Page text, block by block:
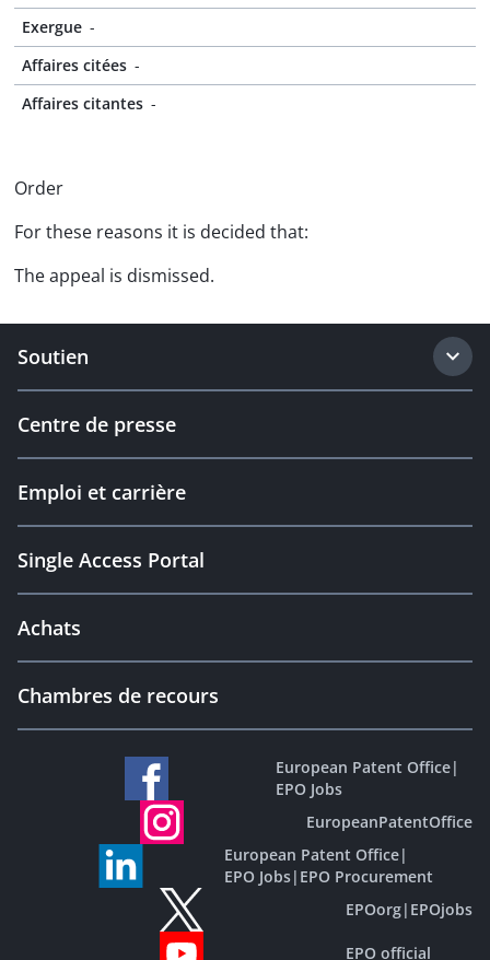
Exergue -
Affaires citées -
Affaires citantes -
Order
For these reasons it is decided that:
The appeal is dismissed.
Soutien
Centre de presse
Emploi et carrière
Single Access Portal
Achats
Chambres de recours
European Patent Office|
EPO Jobs
EuropeanPatentOffice
European Patent Office|
EPO Jobs| EPO Procurement
EPOorg| EPOjobs
EPO official